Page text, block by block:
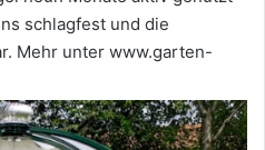
schlagfest und die
Mehr unter www.garten-